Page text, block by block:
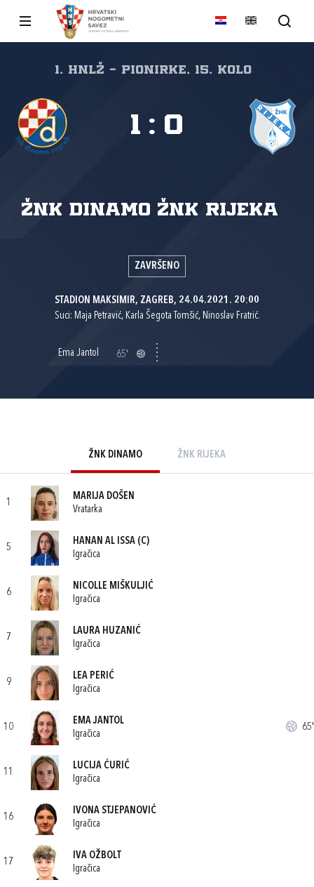
1. HNLŽ - Pionirke, 15. kolo
ŽNK Dinamo ŽNK Rijeka
1 : 0
ZAVRŠENO
STADION MAKSIMIR, ZAGREB, 24.04.2021. 20:00
Suci: Maja Petravić, Karla Šegota Tomšić, Ninoslav Fratrić.
Ema Jantol 65'
ŽNK DINAMO ŽNK RIJEKA
1
MARIJA DOŠEN
Vratarka
5
HANAN AL ISSA (C)
Igračica
6
NICOLLE MIŠKULJIĆ
Igračica
7
LAURA HUZANIĆ
Igračica
9
LEA PERIĆ
Igračica
10
EMA JANTOL
Igračica
65'
11
LUCIJA ĆURIĆ
Igračica
16
IVONA STJEPANOVIĆ
Igračica
17
IVA OŽBOLT
Igračica